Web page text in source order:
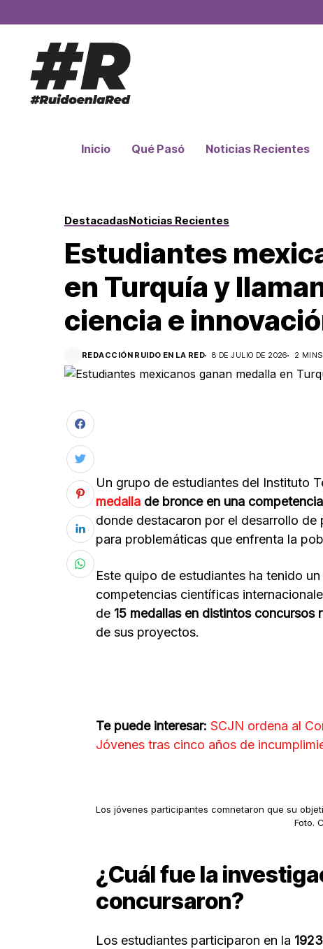
Inicio Qué Pasó Noticias Recientes
DestacadasNoticias Recientes
Estudiantes
en Turquía y
ciencia e
REDACCIÓN RUIDO EN LA RED 8 DE JULIO DE 2026 2
Un grupo de estudiantes del Instituto
medalla de bronce en una
donde destacaron por el desarrollo
para problemáticas que enfrenta la
Este quipo de estudiantes ha tenido
competencias científicas
de 15 medallas en distintos concursos
de sus proyectos.
Te puede interesar: SCJN ordena al
Jóvenes tras cinco años de
Los jóvenes participantes comnetaron que su
Foto.
¿Cuál fue la
concursaron?
Los estudiantes participaron en la